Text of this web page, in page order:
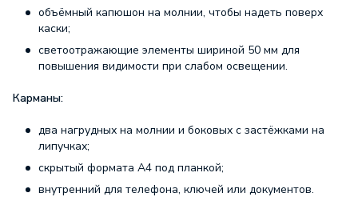
объёмный капюшон на молнии, чтобы надеть поверх
каски;
светоотражающие элементы шириной 50 мм для
повышения видимости при слабом освещении.
Карманы:
два нагрудных на молнии и боковых с застёжками на
липучках;
скрытый формата А4 под планкой;
внутренний для телефона, ключей или документов.